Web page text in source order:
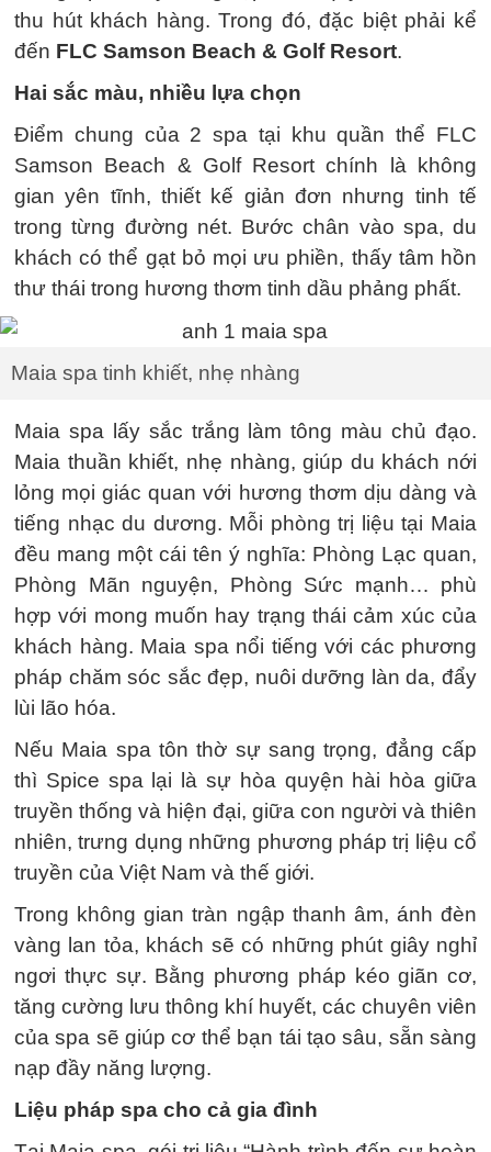
thu hút khách hàng. Trong đó, đặc biệt phải kể
đến FLC Samson Beach & Golf Resort.
Hai sắc màu, nhiều lựa chọn
Điểm chung của 2 spa tại khu quần thể FLC
Samson Beach & Golf Resort chính là không
gian yên tĩnh, thiết kế giản đơn nhưng tinh tế
trong từng đường nét. Bước chân vào spa, du
khách có thể gạt bỏ mọi ưu phiền, thấy tâm hồn
thư thái trong hương thơm tinh dầu phảng phất.
Maia spa tinh khiết, nhẹ nhàng
Maia spa lấy sắc trắng làm tông màu chủ đạo.
Maia thuần khiết, nhẹ nhàng, giúp du khách nới
lỏng mọi giác quan với hương thơm dịu dàng và
tiếng nhạc du dương. Mỗi phòng trị liệu tại Maia
đều mang một cái tên ý nghĩa: Phòng Lạc quan,
Phòng Mãn nguyện, Phòng Sức mạnh… phù
hợp với mong muốn hay trạng thái cảm xúc của
khách hàng. Maia spa nổi tiếng với các phương
pháp chăm sóc sắc đẹp, nuôi dưỡng làn da, đẩy
lùi lão hóa.
Nếu Maia spa tôn thờ sự sang trọng, đẳng cấp
thì Spice spa lại là sự hòa quyện hài hòa giữa
truyền thống và hiện đại, giữa con người và thiên
nhiên, trưng dụng những phương pháp trị liệu cổ
truyền của Việt Nam và thế giới.
Trong không gian tràn ngập thanh âm, ánh đèn
vàng lan tỏa, khách sẽ có những phút giây nghỉ
ngơi thực sự. Bằng phương pháp kéo giãn cơ,
tăng cường lưu thông khí huyết, các chuyên viên
của spa sẽ giúp cơ thể bạn tái tạo sâu, sẵn sàng
nạp đầy năng lượng.
Liệu pháp spa cho cả gia đình